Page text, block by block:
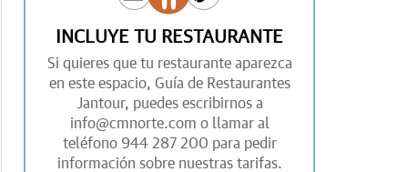
INCLUYE TU RESTAURANTE
Si quieres que tu restaurante aparezca
en este espacio, Guía de Restaurantes
Jantour, puedes escribirnos a
info@cmnorte.com o llamar al
teléfono 944 287 200 para pedir
información sobre nuestras tarifas.